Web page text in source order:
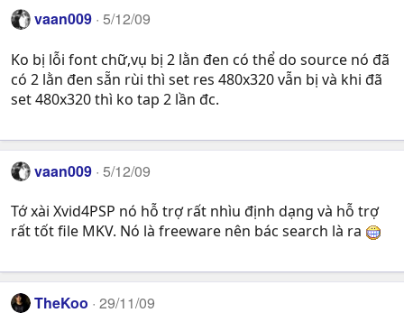
vaan009 5/12/09
Ko bị lỗi font chữ,vụ bị 2 lằn đen có thể do source nó đã
có 2 lằn đen sẵn rùi thì set res 480x320 vẫn bị và khi đã
set 480x320 thì ko tap 2 lần đc.
vaan009 5/12/09
Tớ xài Xvid4PSP nó hỗ trợ rất nhìu định dạng và hỗ trợ
rất tốt file MKV. Nó là freeware nên bác search là ra
TheKoo 29/11/09